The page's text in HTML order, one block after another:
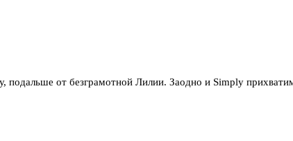
от безграмотной Лилии. Заодно и Simply